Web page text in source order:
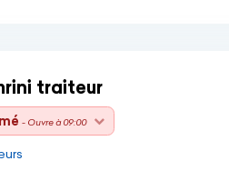
traiteur
- Ouvre à 09:00